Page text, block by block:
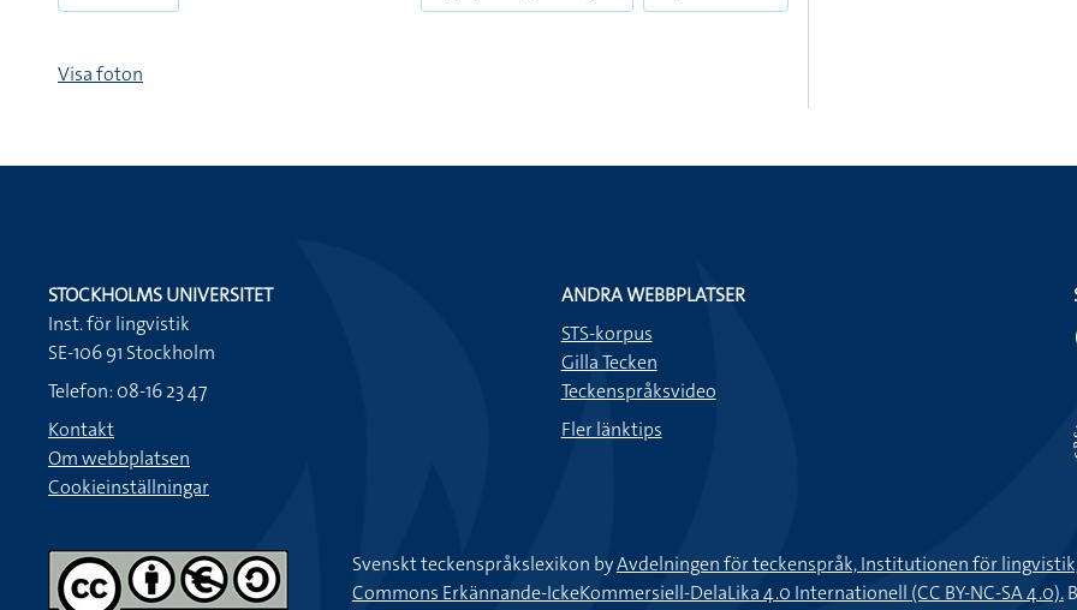
Visa foton
STOCKHOLMS UNIVERSITET
Inst. för lingvistik
SE-106 91 Stockholm
Telefon: 08-16 23 47
Kontakt
Om webbplatsen
Cookieinställningar
ANDRA WEBBPLATSER
STS-korpus
Gilla Tecken
Teckenspråksvideo
Fler länktips
Svenskt teckenspråkslexikon byAvdelningen för teckenspråk, Institutionen för
Commons Erkännande-IckeKommersiell-DelaLika 4.0 Internationell (CC BY-NC-SA 4.0).